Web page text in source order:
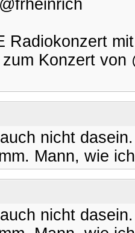
sabine heinrich ‏@frheinrich
Radiokonzert
Konzert
nicht
Mann, wie
nicht